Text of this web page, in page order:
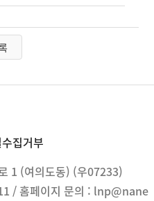
집거부
1 (여의도동) (우07233)
/ 홈페이지 문의 : lnp@nane